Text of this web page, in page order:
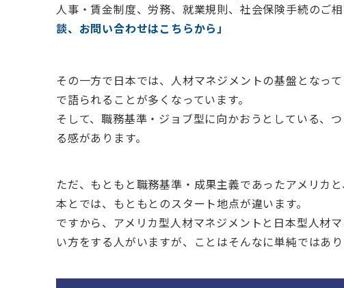
人事・賃金制度、労務、就業規則、社会保険手続のご
談、お問い合わせはこちらから」
その一方で日本では、人材マネジメントの基盤となっ
で語られることが多くなっています。
そして、職務基準・ジョブ型に向かおうとしている、
る感があります。
ただ、もともと職務基準・成果主義であったアメリカ
本とでは、もともとのスタート地点が違います。
ですから、アメリカ型人材マネジメントと日本型人材
い方をする人がいますが、ことはそんなに単純ではあり